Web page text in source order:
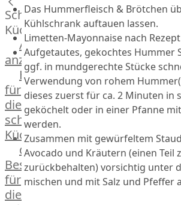
Kaninchen
Wild
Reh
Rotwild
Elch
Dry-
Aged
Burger
Würstchen
Traditionell
klassisch
Außergewöhnlich
&
Schnelle
Küche
Alle
anzeigen
Hausmannskost
für
die
schnelle
Küche
das
Besondere
für
die
Das Hummerfleisch & Brötchen
Kühlschrank auftauen lassen.
Limetten-Mayonnaise nach
Aufgetautes, gekochtes Hummer
ggf. in mundgerechte Stücke
Verwendung von rohem
dieses zuerst für ca. 2 Minuten in
geköchelt oder in einer Pfanne
werden.
Zusammen mit gewürfeltem
Avocado und Kräutern (einen Teil
zurückbehalten) vorsichtig unter
mischen und mit Salz und Pfeffer